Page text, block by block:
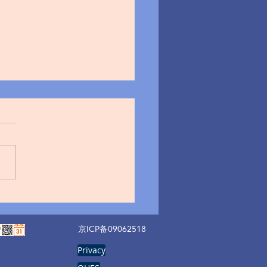
个人信息遭到泄露
京ICP备09062518
Privacy